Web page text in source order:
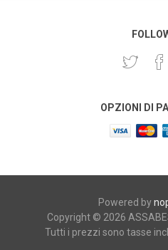
OPZIONI DI
Powered by
Copyright © 2026
Tutti i prezzi sono tasse